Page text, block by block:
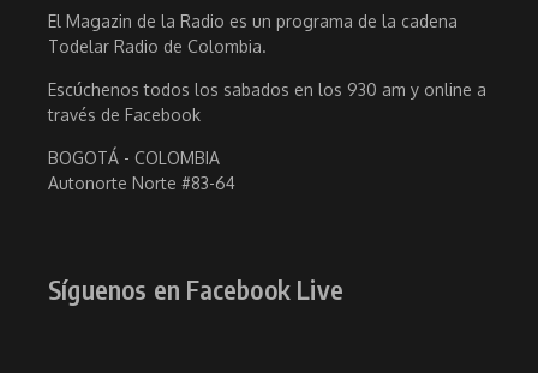
El Magazin de la Radio es un programa de la cadena
Todelar Radio de Colombia.
Escúchenos todos los sabados en los 930 am y online a
través de Facebook
BOGOTÁ - COLOMBIA
Autonorte Norte #83-64
Síguenos en Facebook Live